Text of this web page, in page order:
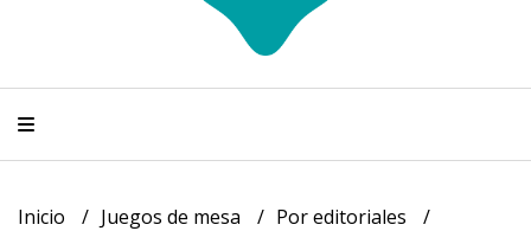
Inicio Juegos de mesa
Por editoriales